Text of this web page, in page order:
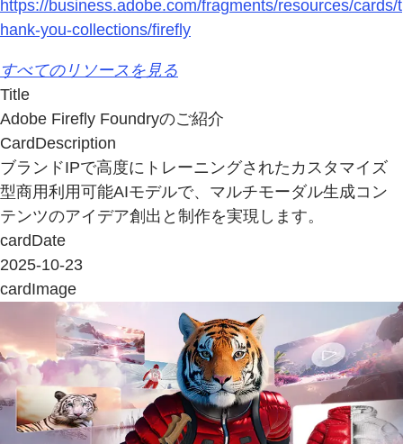
https://business.adobe.com/fragments/resources/cards/t
hank-you-collections/firefly
すべてのリソースを見る
Title
Adobe Firefly Foundryのご紹介
CardDescription
ブランドIPで高度にトレーニングされたカスタマイズ
型商用利用可能AIモデルで、マルチモーダル生成コン
テンツのアイデア創出と制作を実現します。
cardDate
2025-10-23
cardImage